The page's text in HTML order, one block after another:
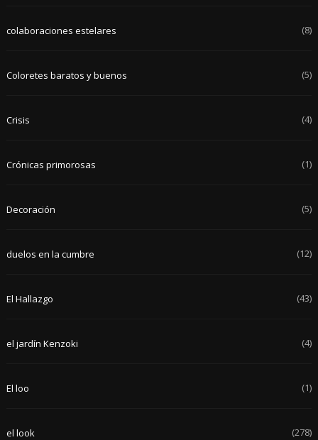
colaboraciones estelares (8)
Coloretes baratos y buenos (5)
Crisis (4)
Crónicas primorosas (1)
Decoración (5)
duelos en la cumbre (12)
El Hallazgo (43)
el jardín Kenzoki (4)
El loo (1)
el look (278)